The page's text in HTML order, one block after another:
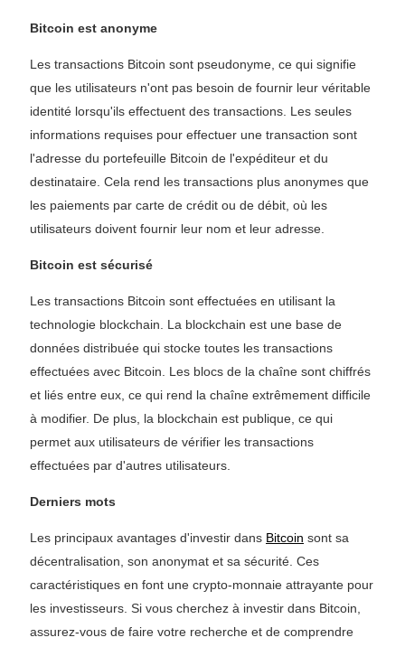
Bitcoin est anonyme
Les transactions Bitcoin sont pseudonyme, ce qui signifie
que les utilisateurs n'ont pas besoin de fournir leur véritable
identité lorsqu'ils effectuent des transactions. Les seules
informations requises pour effectuer une transaction sont
l'adresse du portefeuille Bitcoin de l'expéditeur et du
destinataire. Cela rend les transactions plus anonymes que
les paiements par carte de crédit ou de débit, où les
utilisateurs doivent fournir leur nom et leur adresse.
Bitcoin est sécurisé
Les transactions Bitcoin sont effectuées en utilisant la
technologie blockchain. La blockchain est une base de
données distribuée qui stocke toutes les transactions
effectuées avec Bitcoin. Les blocs de la chaîne sont chiffrés
et liés entre eux, ce qui rend la chaîne extrêmement difficile
à modifier. De plus, la blockchain est publique, ce qui
permet aux utilisateurs de vérifier les transactions
effectuées par d'autres utilisateurs.
Derniers mots
Les principaux avantages d'investir dans Bitcoin sont sa
décentralisation, son anonymat et sa sécurité. Ces
caractéristiques en font une crypto-monnaie attrayante pour
les investisseurs. Si vous cherchez à investir dans Bitcoin,
assurez-vous de faire votre recherche et de comprendre